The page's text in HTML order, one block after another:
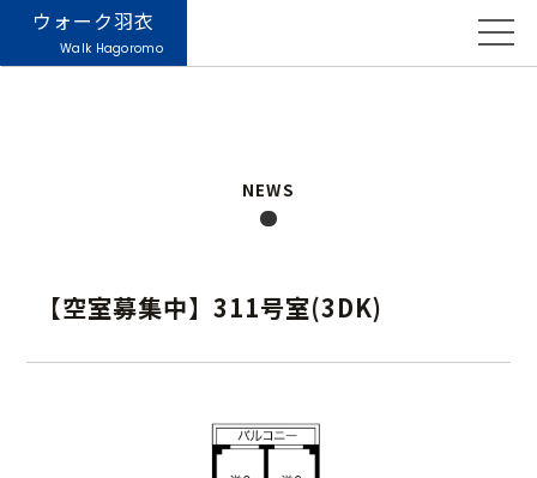
ウォーク羽衣
Walk Hagoromo
【空室募集中】311号室(3DK)
NEWS